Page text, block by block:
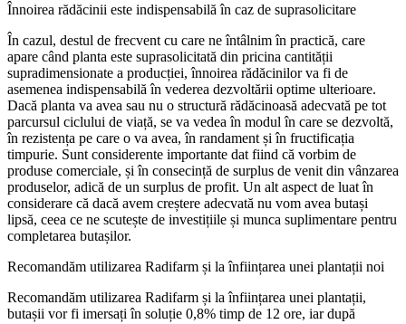
Înnoirea rădăcinii este indispensabilă în caz de suprasolicitare
În cazul, destul de frecvent cu care ne întâlnim în practică, care
apare când planta este suprasolicitată din pricina cantității
supradimensionate a producției, înnoirea rădăcinilor va fi de
asemenea indispensabilă în vederea dezvoltării optime ulterioare.
Dacă planta va avea sau nu o structură rădăcinoasă adecvată pe tot
parcursul ciclului de viață, se va vedea în modul în care se dezvoltă,
în rezistența pe care o va avea, în randament și în fructificația
timpurie. Sunt considerente importante dat fiind că vorbim de
produse comerciale, și în consecință de surplus de venit din vânzarea
produselor, adică de un surplus de profit. Un alt aspect de luat în
considerare că dacă avem creștere adecvată nu vom avea butași
lipsă, ceea ce ne scutește de investițiile și munca suplimentare pentru
completarea butașilor.
Recomandăm utilizarea Radifarm și la înființarea unei plantații noi
Recomandăm utilizarea Radifarm și la înființarea unei plantații,
butașii vor fi imersați în soluție 0,8% timp de 12 ore, iar după